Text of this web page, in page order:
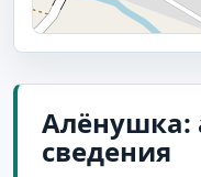
Алёнушка:
сведения